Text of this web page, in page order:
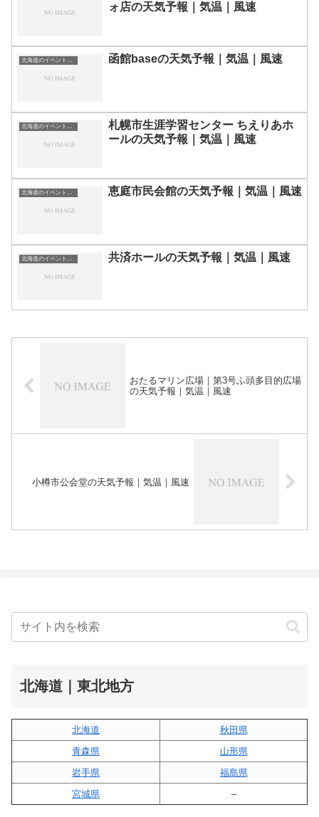
ォ店の天気予報｜気温｜風速
北海道のイベント会場一覧 函館baseの天気予報｜気温｜風速
札幌市生涯学習センター ちえりあホ
ールの天気予報｜気温｜風速
恵庭市民会館の天気予報｜気温｜風速
共済ホールの天気予報｜気温｜風速
おたるマリン広場｜第3号ふ頭多目的広場
の天気予報｜気温｜風速
小樽市公会堂の天気予報｜気温｜風速
北海道｜東北地方
北海道
秋田県
青森県
山形県
岩手県
福島県
宮城県
–